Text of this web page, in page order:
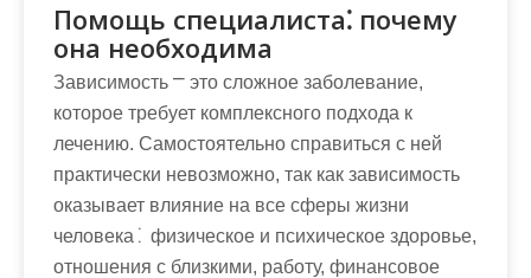
Помощь специалиста⁚ почему
она необходима
Зависимость ⎻ это сложное заболевание,
которое требует комплексного подхода к
лечению. Самостоятельно справиться с ней
практически невозможно, так как зависимость
оказывает влияние на все сферы жизни
человека⁚ физическое и психическое здоровье,
отношения с близкими, работу, финансовое